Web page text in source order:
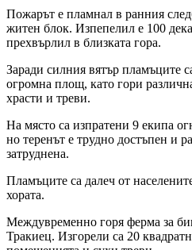
Пожарът е пламнал в ранния
житен блок. Изпепелил е 100
прехвърлил в близката гора.
Заради силния вятър пламъците
огромна площ, като гори
храсти и треви.
На място са изпратени 9 екипа
но теренът е трудно достъпен и
затруднена.
Пламъците са далеч от
хората.
Междувременно горя ферма за
Тракиец. Изгорели са 20